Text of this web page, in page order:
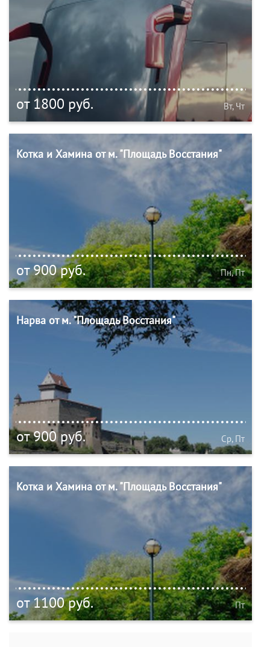
от 1800 руб. Вт, Чт
Котка и Хамина от м. "Площадь Восстания"
от 900 руб. Пн, Пт
Нарва от м. "Площадь Восстания"
от 900 руб. Ср, Пт
Котка и Хамина от м. "Площадь Восстания"
от 1100 руб. Пт